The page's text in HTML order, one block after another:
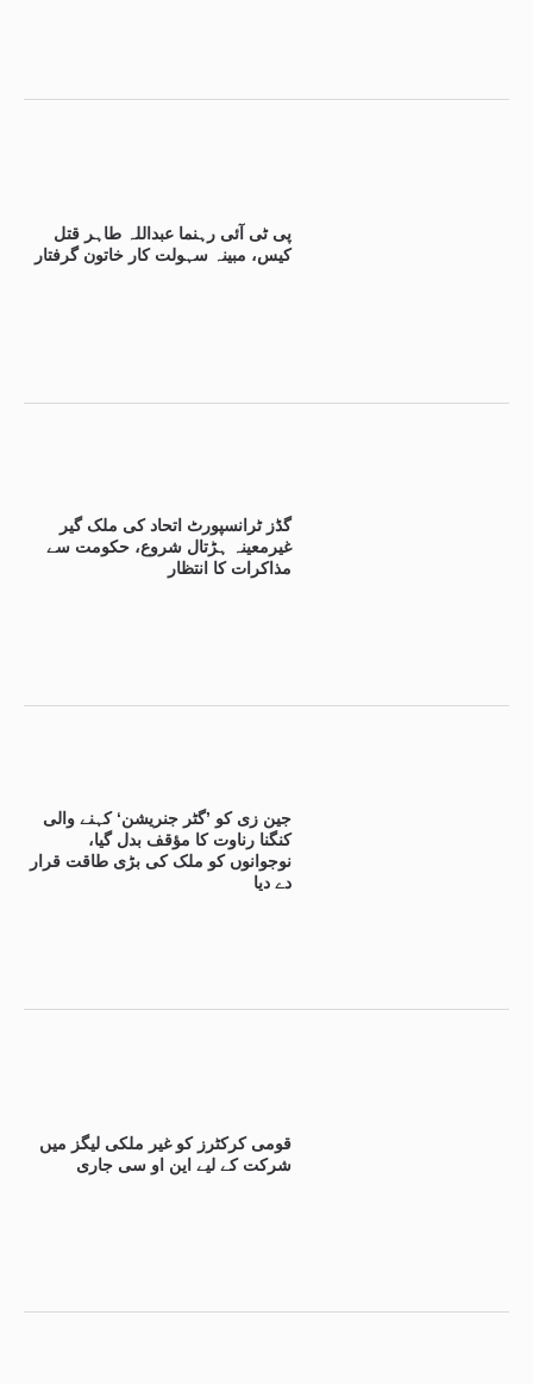
پی ٹی آئی رہنما عبداللہ طاہر قتل
کیس، مبینہ سہولت کار خاتون گرفتار
گڈز ٹرانسپورٹ اتحاد کی ملک گیر
غیرمعینہ ہڑتال شروع، حکومت سے
مذاکرات کا انتظار
جین زی کو ’گٹر جنریشن‘ کہنے والی
کنگنا رناوت کا مؤقف بدل گیا،
نوجوانوں کو ملک کی بڑی طاقت قرار
دے دیا
قومی کرکٹرز کو غیر ملکی لیگز میں
شرکت کے لیے این او سی جاری